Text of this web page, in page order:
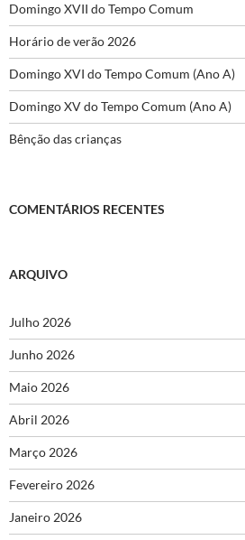
Domingo XVII do Tempo Comum
Horário de verão 2026
Domingo XVI do Tempo Comum (Ano A)
Domingo XV do Tempo Comum (Ano A)
Bênção das crianças
COMENTÁRIOS RECENTES
ARQUIVO
Julho 2026
Junho 2026
Maio 2026
Abril 2026
Março 2026
Fevereiro 2026
Janeiro 2026